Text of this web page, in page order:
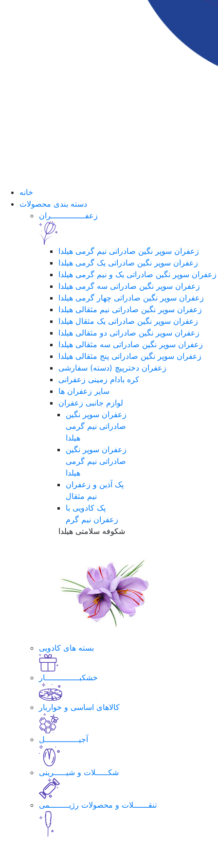
خانه
دسته بندی محصولات
زعفــــــــــــــران
زعفران سوپر نگین صادراتی نیم گرمی هیلدا
زعفران سوپر نگین صادراتی یک گرمی هیلدا
زعفران سوپر نگین صادراتی یک و نیم گرمی هیلدا
زعفران سوپر نگین صادراتی سه گرمی هیلدا
زعفران سوپر نگین صادراتی چهار گرمی هیلدا
زعفران سوپر نگین صادراتی نیم مثقالی هیلدا
زعفران سوپر نگین صادراتی یک مثقال هیلدا
زعفران سوپر نگین صادراتی دو مثقالی هیلدا
زعفران سوپر نگین صادراتی سه مثقالی هیلدا
زعفران سوپر نگین صادراتی پنج مثقالی هیلدا
زعفران دخترپیچ (دسته) سفارشی
کره بادام زمینی زعفرانی
سایر زعفران ها
لوازم جانبی زعفران
زعفران سوپر نگین
صادراتی نیم گرمی
هیلدا
زعفران سوپر نگین
صادراتی نیم گرمی
هیلدا
پک آذین و زعفران
نیم مثقال
پک کادویی با
زعفران نیم گرم
شکوفه سلامتی هیلدا
بسته های کادویی
خشکبــــــــــــــار
کالاهای اساسی و خواربار
آجیــــــــــــــل
شکـــــلات و شیـــــرینی
تنقــــــلات و محصولات رژیــــــــمی